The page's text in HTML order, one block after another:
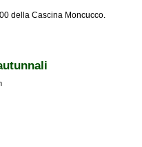
della Cascina Moncucco.